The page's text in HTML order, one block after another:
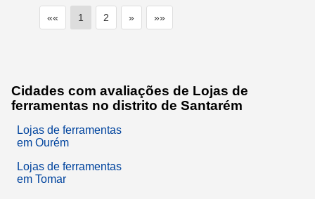
«« 1 2 » »»
Cidades com avaliações de Lojas de
ferramentas no distrito de Santarém
Lojas de ferramentas
em Ourém
Lojas de ferramentas
em Tomar